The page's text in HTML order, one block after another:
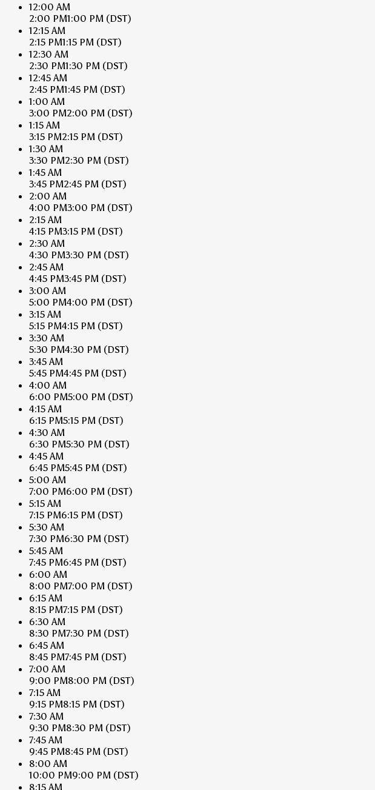
12:00 AM
2:00 PM1:00 PM (DST)
12:15 AM
2:15 PM1:15 PM (DST)
12:30 AM
2:30 PM1:30 PM (DST)
12:45 AM
2:45 PM1:45 PM (DST)
1:00 AM
3:00 PM2:00 PM (DST)
1:15 AM
3:15 PM2:15 PM (DST)
1:30 AM
3:30 PM2:30 PM (DST)
1:45 AM
3:45 PM2:45 PM (DST)
2:00 AM
4:00 PM3:00 PM (DST)
2:15 AM
4:15 PM3:15 PM (DST)
2:30 AM
4:30 PM3:30 PM (DST)
2:45 AM
4:45 PM3:45 PM (DST)
3:00 AM
5:00 PM4:00 PM (DST)
3:15 AM
5:15 PM4:15 PM (DST)
3:30 AM
5:30 PM4:30 PM (DST)
3:45 AM
5:45 PM4:45 PM (DST)
4:00 AM
6:00 PM5:00 PM (DST)
4:15 AM
6:15 PM5:15 PM (DST)
4:30 AM
6:30 PM5:30 PM (DST)
4:45 AM
6:45 PM5:45 PM (DST)
5:00 AM
7:00 PM6:00 PM (DST)
5:15 AM
7:15 PM6:15 PM (DST)
5:30 AM
7:30 PM6:30 PM (DST)
5:45 AM
7:45 PM6:45 PM (DST)
6:00 AM
8:00 PM7:00 PM (DST)
6:15 AM
8:15 PM7:15 PM (DST)
6:30 AM
8:30 PM7:30 PM (DST)
6:45 AM
8:45 PM7:45 PM (DST)
7:00 AM
9:00 PM8:00 PM (DST)
7:15 AM
9:15 PM8:15 PM (DST)
7:30 AM
9:30 PM8:30 PM (DST)
7:45 AM
9:45 PM8:45 PM (DST)
8:00 AM
10:00 PM9:00 PM (DST)
8:15 AM